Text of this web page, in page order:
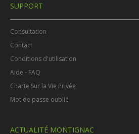
SUPPORT
Consultation
Contact
Conditions d'utilisation
Aide - FAQ
Charte Sur la Vie Privée
Mot de passe oublié
ACTUALITÉ MONTIGNAC